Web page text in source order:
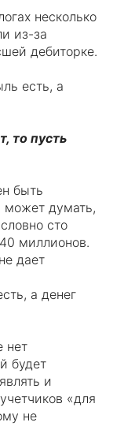
несколько
из-за
дебиторке.
есть, а
то пусть
быть
может думать,
сто
миллионов.
дает
а денег
нет
будет
и
«для
не